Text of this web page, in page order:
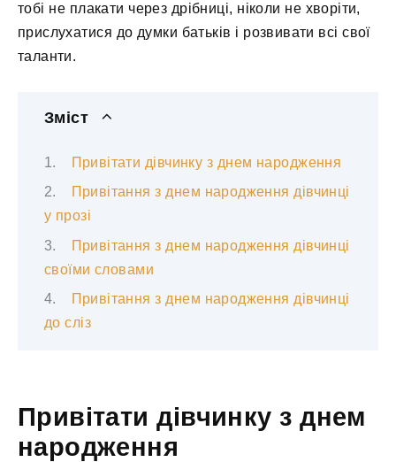
тобі не плакати через дрібниці, ніколи не хворіти,
прислухатися до думки батьків і розвивати всі свої
таланти.
Зміст
Привітати дівчинку з днем народження
Привітання з днем народження дівчинці
у прозі
Привітання з днем народження дівчинці
своїми словами
Привітання з днем народження дівчинці
до сліз
Привітати дівчинку з днем
народження